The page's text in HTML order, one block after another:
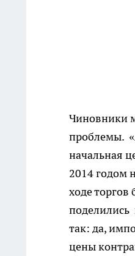
Чиновники
проблемы.
начальная
2014 годом
ходе
поделились
так: да,
цены